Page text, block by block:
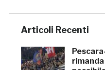
Articoli Recenti
rimanda